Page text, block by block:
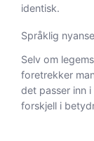
identisk.
Språklig nyanse
Selv om
foretrekker
det passer inn
forskjell i